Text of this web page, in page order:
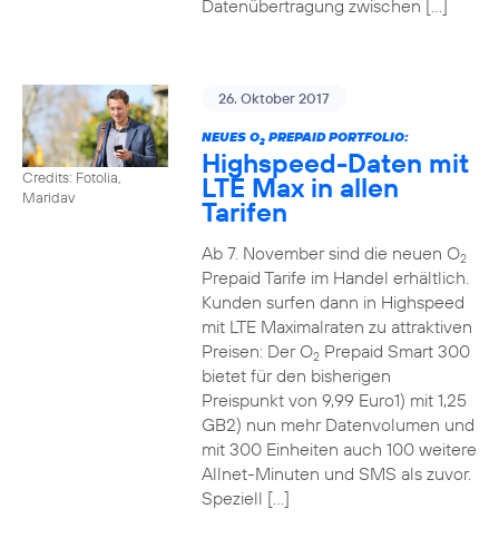
Datenübertragung zwischen […]
Credits: Fotolia,
Maridav
26. Oktober 2017
NEUES O2PREPAID PORTFOLIO:
Highspeed-Daten mit
LTE Max in allen
Tarifen
Ab 7. November sind die neuen O2
Prepaid Tarife im Handel erhältlich.
Kunden surfen dann in Highspeed
mit LTE Maximalraten zu attraktiven
Preisen: Der O2Prepaid Smart 300
bietet für den bisherigen
Preispunkt von 9,99 Euro1) mit 1,25
GB2) nun mehr Datenvolumen und
mit 300 Einheiten auch 100 weitere
Allnet-Minuten und SMS als zuvor.
Speziell […]